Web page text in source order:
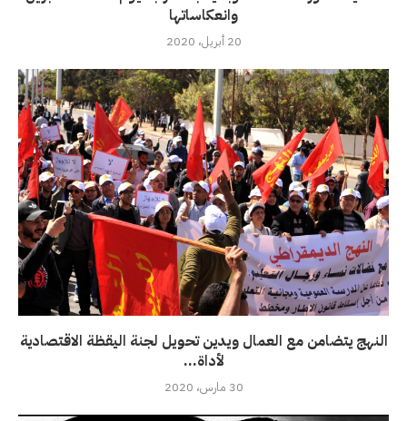
وانعكاساتها
20 أبريل، 2020
النهج يتضامن مع العمال ويدين تحويل لجنة اليقظة الاقتصادية
لأداة...
30 مارس، 2020